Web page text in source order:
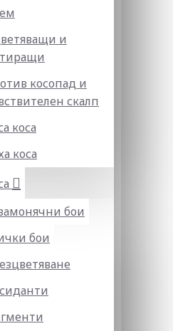
и
косопад и
скалп
коса
коса
бои
бои